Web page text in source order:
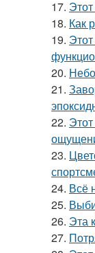
17.
18. Как
19.
20.
21.
22.
23.
24. Всё
25.
26. Эта
27.